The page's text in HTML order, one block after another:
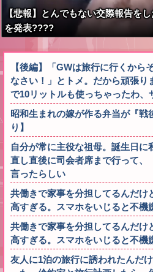
【悲報】とんでもない交際報告を
を発表????
【後編】「GWは旅行に行くから
なさい！」とトメ。だから頑張り
で10リットルも使っちゃったわ
昭和生まれの嫁が作る弁当が『戦
り】
自分が常に主役な祖母。誕生日に
直し直後に司会者席まで行って、
言ったらしい
共働きで家事を分担してるんだけ
高すぎる。スマホをいじると不機
共働きで家事を分担してるんだけ
高すぎる。スマホをいじると不機
友人に1泊の旅行に誘われたんだ